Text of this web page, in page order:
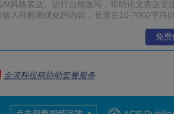
免费
全流程投稿协助套餐服务